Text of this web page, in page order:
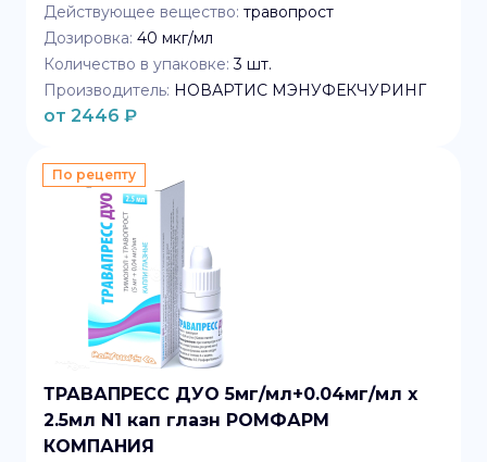
Действующее вещество: травопрост
Дозировка: 40 мкг/мл
Количество в упаковке: 3 шт.
Производитель: НОВАРТИС МЭНУФЕКЧУРИНГ
от 2446 ₽
По рецепту
ТРАВАПРЕСС ДУО 5мг/мл+0.04мг/мл x
2.5мл N1 кап глазн РОМФАРМ
КОМПАНИЯ